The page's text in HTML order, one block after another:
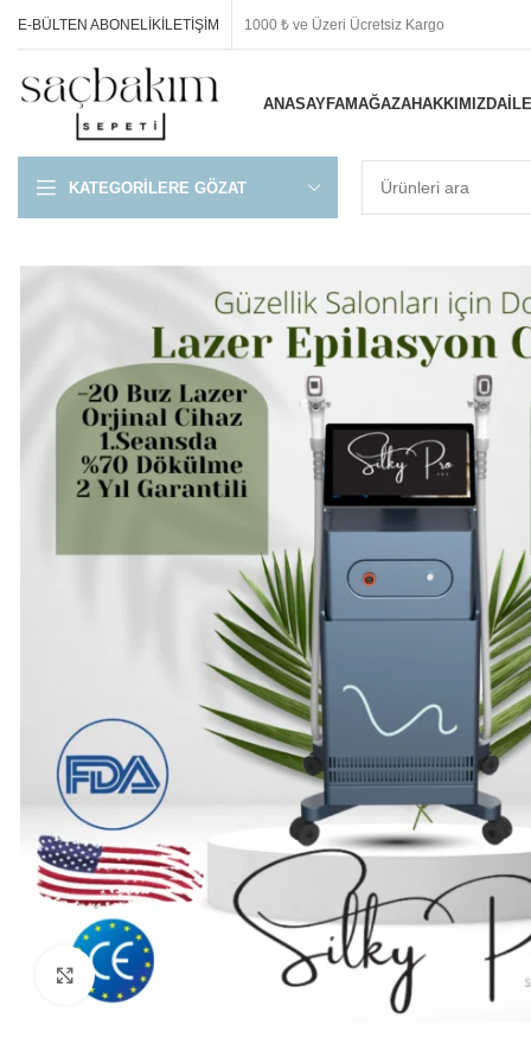
E-BÜLTEN ABONELIKİLETIŞIM 1000 ₺ ve Üzeri Ücretsiz Kargo
ANASAYFAMAĞAZAHAKKIMIZDA
KATEGORILERE GÖZAT
Büyütmek için tıklayın